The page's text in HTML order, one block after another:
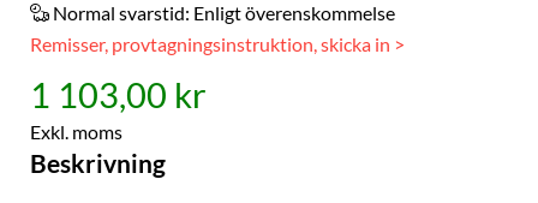
Normal svarstid: Enligt överenskommelse
Remisser, provtagningsinstruktion, skicka in >
1 103,00 kr
Exkl. moms
Beskrivning